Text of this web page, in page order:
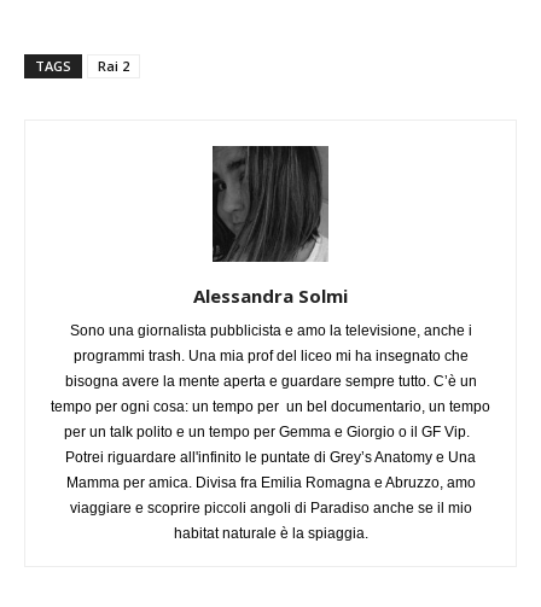
TAGS Rai 2
Alessandra Solmi
Sono una giornalista pubblicista e amo la televisione, anche i
programmi trash. Una mia prof del liceo mi ha insegnato che
bisogna avere la mente aperta e guardare sempre tutto. C’è un
tempo per ogni cosa: un tempo per un bel documentario, un tempo
per un talk polito e un tempo per Gemma e Giorgio o il GF Vip.
Potrei riguardare all'infinito le puntate di Grey’s Anatomy e Una
Mamma per amica. Divisa fra Emilia Romagna e Abruzzo, amo
viaggiare e scoprire piccoli angoli di Paradiso anche se il mio
habitat naturale è la spiaggia.